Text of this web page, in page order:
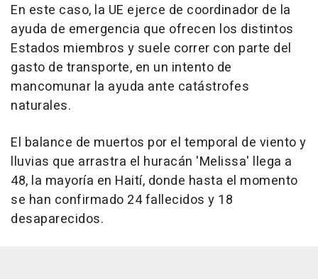
En este caso, la UE ejerce de coordinador de la
ayuda de emergencia que ofrecen los distintos
Estados miembros y suele correr con parte del
gasto de transporte, en un intento de
mancomunar la ayuda ante catástrofes
naturales.
El balance de muertos por el temporal de viento y
lluvias que arrastra el huracán 'Melissa' llega a
48, la mayoría en Haití, donde hasta el momento
se han confirmado 24 fallecidos y 18
desaparecidos.